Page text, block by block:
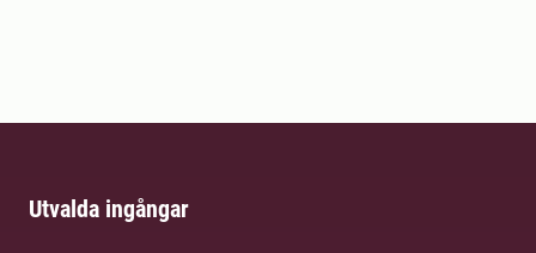
Utvalda ingångar